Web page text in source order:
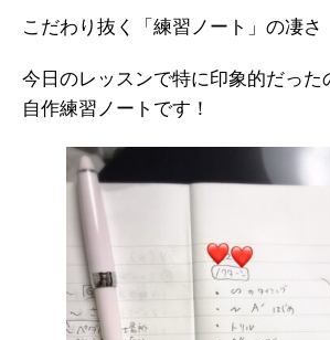
こだわり抜く「練習ノート」の凄さ
今日のレッスンで特に印象的だった
自作練習ノートです！